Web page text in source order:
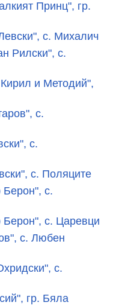
Принц", гр.
с. Михалич
Рилски", с.
и Методий",
с.
с.
с. Поляците
с.
с. Царевци
с. Любен
с.
гр. Бяла